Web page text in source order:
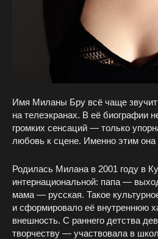
Имя Миланы Бру всё чаще звучит
на телеэкранах. В её биографии
громких сенсаций — только
любовь к сцене. Именно этим она
Родилась Милана в 2001 году в
интернациональной: папа —
мама — русская. Такое
и сформировало её внутреннюю
внешность. С раннего детства
творчеству — участвовала в